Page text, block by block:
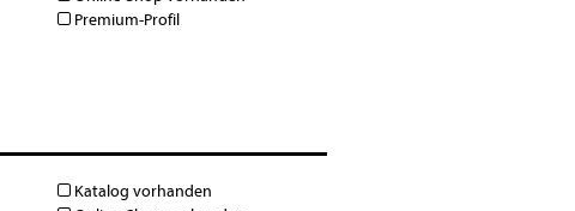
Premium-Profil
Katalog vorhanden